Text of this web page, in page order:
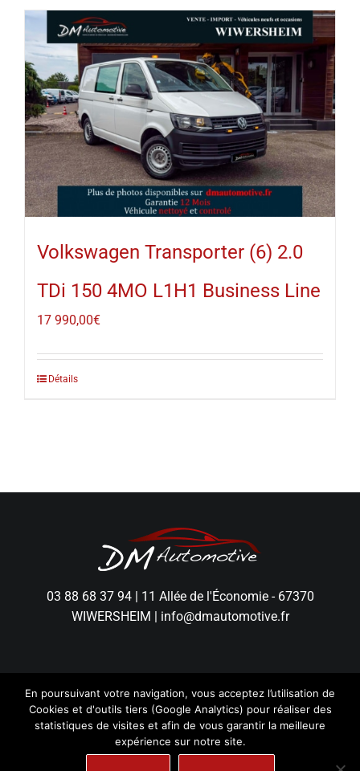
Volkswagen Transporter (6) 2.0
TDi 150 4MO L1H1 Business Line
17 990,00€
Détails
03 88 68 37 94| 11 Allée de l'Économie - 67370
WIWERSHEIM
info@dmautomotive.fr
DM Automotive - Tous droits réservés.Mentions
En poursuivant votre navigation, vous acceptez l’utilisation de
Cookies et d'outils tiers (Google Analytics) pour réaliser des
statistiques de visites et afin de vous garantir la meilleure
expérience sur notre site.